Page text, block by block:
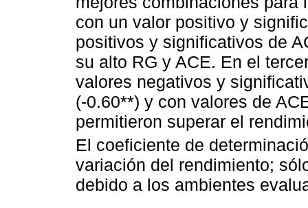
con un valor positivo y
positivos y significativos de
su alto RG y ACE. En el
valores negativos y
(-0.60**) y con valores de
permitieron superar el
El coeficiente de
variación del rendimiento;
debido a los ambientes